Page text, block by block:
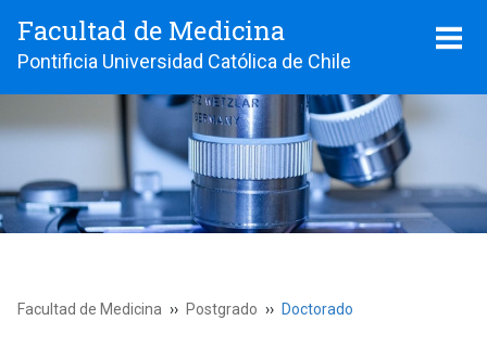
Facultad de Medicina
Pontificia Universidad Católica de Chile
Facultad de Medicina Postgrado Doctorado